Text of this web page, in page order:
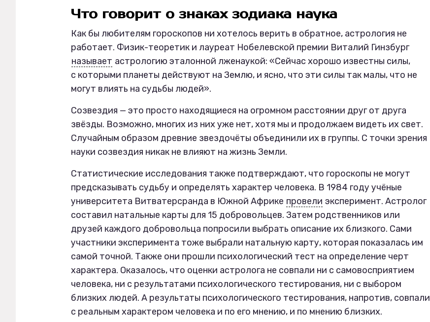
Что говорит о знаках зодиака наука
Как бы любителям гороскопов ни хотелось верить в обратное, астрология не
работает. Физик-теоретик и лауреат Нобелевской премии Виталий Гинзбург
называет астрологию эталонной лженаукой: «Сейчас хорошо известны силы,
с которыми планеты действуют на Землю, и ясно, что эти силы так малы, что не
могут влиять на судьбы людей».
Созвездия — это просто находящиеся на огромном расстоянии друг от друга
звёзды. Возможно, многих из них уже нет, хотя мы и продолжаем видеть их свет.
Случайным образом древние звездочёты объединили их в группы. С точки зрения
науки созвездия никак не влияют на жизнь Земли.
Статистические исследования также подтверждают, что гороскопы не могут
предсказывать судьбу и определять характер человека. В 1984 году учёные
университета Витватерсранда в Южной Африке провели эксперимент. Астролог
составил натальные карты для 15 добровольцев. Затем родственников или
друзей каждого добровольца попросили выбрать описание их близкого. Сами
участники эксперимента тоже выбрали натальную карту, которая показалась им
самой точной. Также они прошли психологический тест на определение черт
характера. Оказалось, что оценки астролога не совпали ни с самовосприятием
человека, ни с результатами психологического тестирования, ни с выбором
близких людей. А результаты психологического тестирования, напротив, совпали
с реальным характером человека и по его мнению, и по мнению близких.